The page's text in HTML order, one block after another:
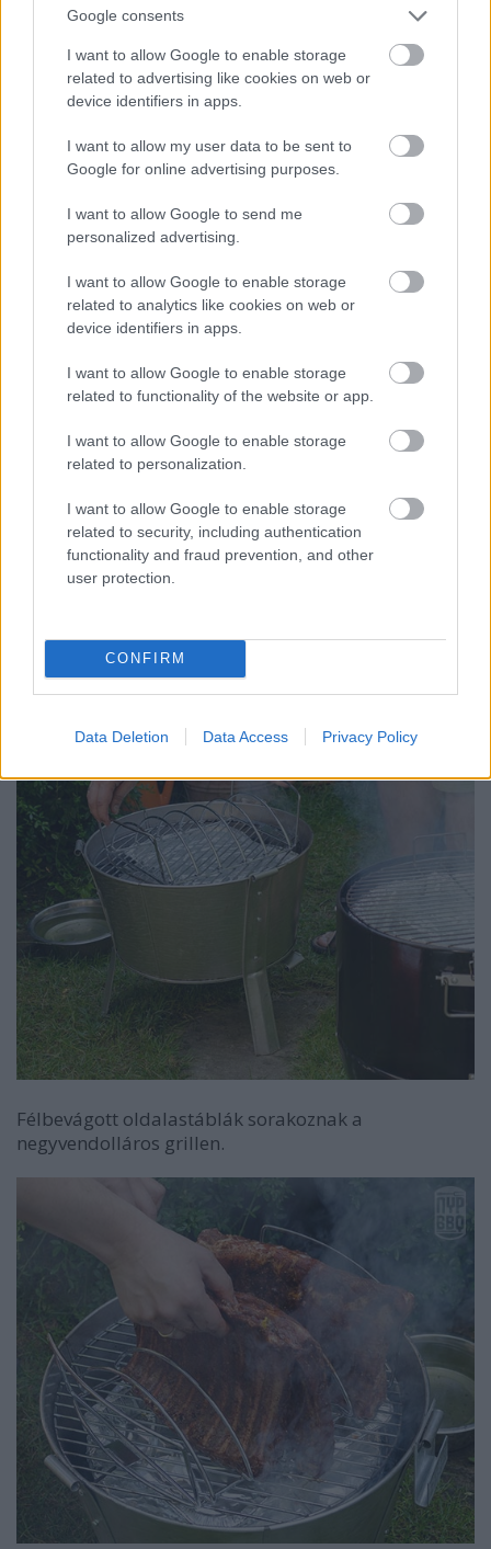
Google consents
I want to allow Google to enable storage
related to advertising like cookies on web or
device identifiers in apps.
I want to allow my user data to be sent to
Google for online advertising purposes.
I want to allow Google to send me
personalized advertising.
I want to allow Google to enable storage
related to analytics like cookies on web or
device identifiers in apps.
I want to allow Google to enable storage
related to functionality of the website or app.
I want to allow Google to enable storage
related to personalization.
I want to allow Google to enable storage
related to security, including authentication
functionality and fraud prevention, and other
user protection.
CONFIRM
Data Deletion Data Access Privacy Policy
Középen egy első csülök, jó harminc
Smokey-nak.
A 43 cm-es grillrácsra éppen ráfér a Weber
három egész oldalast bőven rá tudunk bűvészkedni
a grillrácsra.
Félbevágott oldalastáblák sorakoznak a
negyvendolláros grillen.